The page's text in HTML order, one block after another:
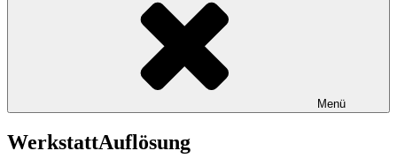
Menü
WerkstattAuflösung